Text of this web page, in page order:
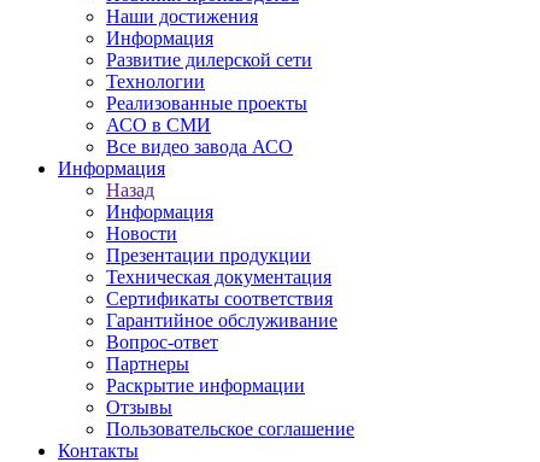
Наши достижения
Информация
Развитие дилерской сети
Технологии
Реализованные проекты
АСО в СМИ
Все видео завода АСО
Информация
Назад
Информация
Новости
Презентации продукции
Техническая документация
Сертификаты соответствия
Гарантийное обслуживание
Вопрос-ответ
Партнеры
Раскрытие информации
Отзывы
Пользовательское соглашение
Контакты